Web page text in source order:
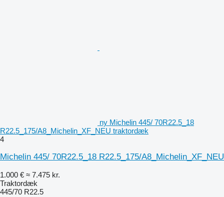
ny Michelin 445/ 70R22.5_18
R22.5_175/A8_Michelin_XF_NEU traktordæk
4
Michelin 445/ 70R22.5_18 R22.5_175/A8_Michelin_XF_NEU
1.000 € ≈ 7.475 kr.
Traktordæk
445/70 R22.5